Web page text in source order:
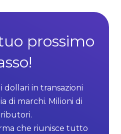
prossimo
dollari in transazioni
di marchi. Milioni di
che riunisce tutto